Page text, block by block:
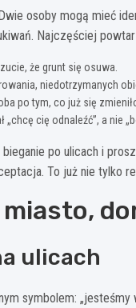
osoby mogą mieć
Najczęściej
że grunt się osuwa.
niedotrzymanych
po tym, co już się
cię odnaleźć”, a nie
po ulicach i
To już nie tylko
ulicach
symbolem: